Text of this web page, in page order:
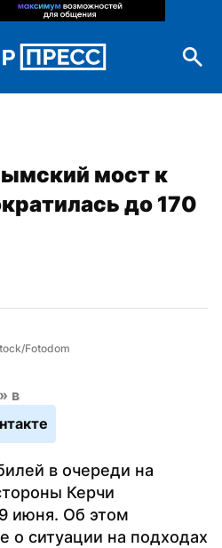
мост к
до 170
Fotodom
в
в очереди на
Керчи
июня. Об этом
о ситуации на подходах